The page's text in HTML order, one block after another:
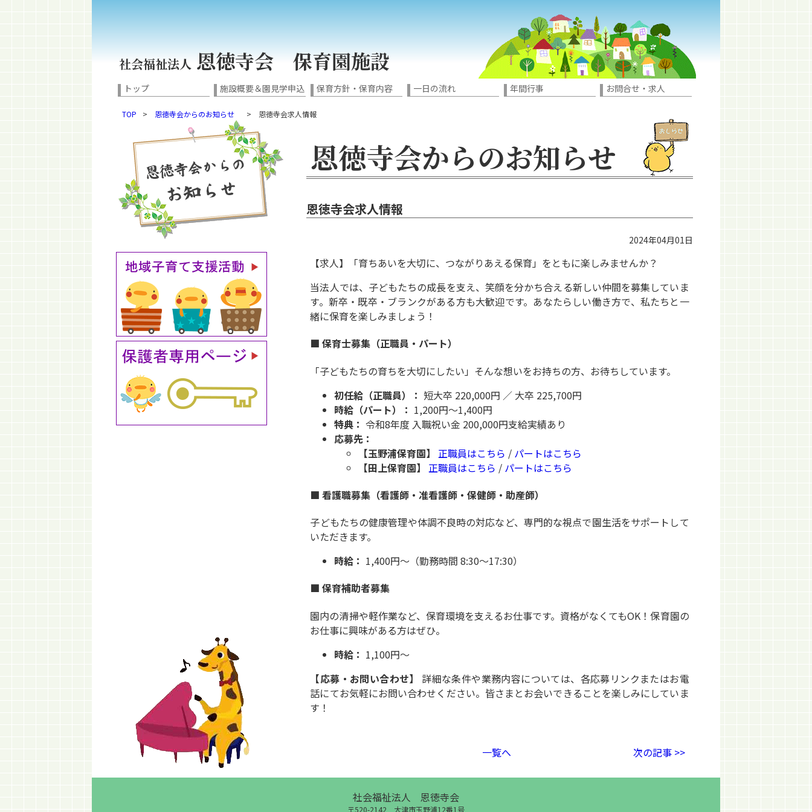
社会福祉法人恩徳寺会 保育園施設
トップ 施設概要＆園見学申込 保育方針・保育内容 一日の流れ 年間行事 お問合せ・求人
TOP > 恩徳寺会からのお知らせ > 恩徳寺会求人情報
恩徳寺会からのお知らせ
恩徳寺会求人情報
2024年04月01日
【求人】「育ちあいを大切に、つながりあえる保育」をともに楽しみませんか？
当法人では、子どもたちの成長を支え、笑顔を分かち合える新しい仲間を募集していま
す。新卒・既卒・ブランクがある方も大歓迎です。あなたらしい働き方で、私たちと一
緒に保育を楽しみましょう！
■ 保育士募集（正職員・パート）
「子どもたちの育ちを大切にしたい」そんな想いをお持ちの方、お待ちしています。
初任給（正職員）： 短大卒 220,000円 ／ 大卒 225,700円
時給（パート）： 1,200円～1,400円
特典： 令和8年度 入職祝い金 200,000円支給実績あり
応募先：
【玉野浦保育園】
正職員はこちら / パートはこちら
【田上保育園】
正職員はこちら / パートはこちら
■ 看護職募集（看護師・准看護師・保健師・助産師）
子どもたちの健康管理や体調不良時の対応など、専門的な視点で園生活をサポートして
いただきます。
時給： 1,400円～（勤務時間 8:30～17:30）
■ 保育補助者募集
園内の清掃や軽作業など、保育環境を支えるお仕事です。資格がなくてもOK！保育園の
お仕事に興味がある方はぜひ。
時給： 1,100円～
【応募・お問い合わせ】
詳細な条件や業務内容については、各応募リンクまたはお電
話にてお気軽にお問い合わせください。皆さまとお会いできることを楽しみにしていま
す！
一覧へ 次の記事 >>
社会福祉法人 恩徳寺会
〒520-2142 大津市玉野浦12番1号